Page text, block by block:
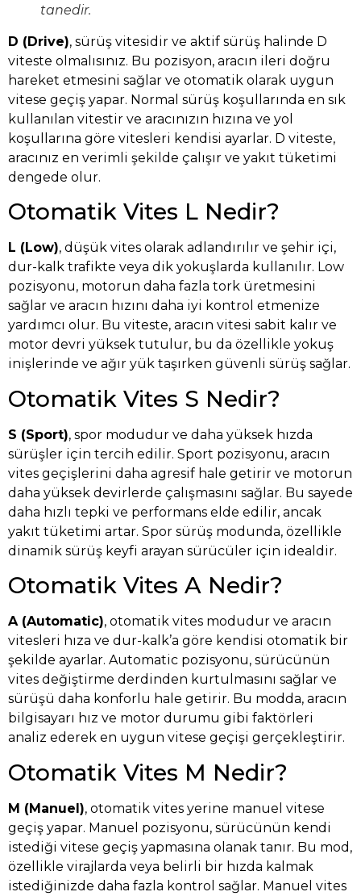
tanedir.
D (Drive), sürüş vitesidir ve aktif sürüş halinde D
viteste olmalısınız. Bu pozisyon, aracın ileri doğru
hareket etmesini sağlar ve otomatik olarak uygun
vitese geçiş yapar. Normal sürüş koşullarında en sık
kullanılan vitestir ve aracınızın hızına ve yol
koşullarına göre vitesleri kendisi ayarlar. D viteste,
aracınız en verimli şekilde çalışır ve yakıt tüketimi
dengede olur.
Otomatik Vites L Nedir?
L (Low), düşük vites olarak adlandırılır ve şehir içi,
dur-kalk trafikte veya dik yokuşlarda kullanılır. Low
pozisyonu, motorun daha fazla tork üretmesini
sağlar ve aracın hızını daha iyi kontrol etmenize
yardımcı olur. Bu viteste, aracın vitesi sabit kalır ve
motor devri yüksek tutulur, bu da özellikle yokuş
inişlerinde ve ağır yük taşırken güvenli sürüş sağlar.
Otomatik Vites S Nedir?
S (Sport), spor modudur ve daha yüksek hızda
sürüşler için tercih edilir. Sport pozisyonu, aracın
vites geçişlerini daha agresif hale getirir ve motorun
daha yüksek devirlerde çalışmasını sağlar. Bu sayede
daha hızlı tepki ve performans elde edilir, ancak
yakıt tüketimi artar. Spor sürüş modunda, özellikle
dinamik sürüş keyfi arayan sürücüler için idealdir.
Otomatik Vites A Nedir?
A (Automatic), otomatik vites modudur ve aracın
vitesleri hıza ve dur-kalk’a göre kendisi otomatik bir
şekilde ayarlar. Automatic pozisyonu, sürücünün
vites değiştirme derdinden kurtulmasını sağlar ve
sürüşü daha konforlu hale getirir. Bu modda, aracın
bilgisayarı hız ve motor durumu gibi faktörleri
analiz ederek en uygun vitese geçişi gerçekleştirir.
Otomatik Vites M Nedir?
M (Manuel), otomatik vites yerine manuel vitese
geçiş yapar. Manuel pozisyonu, sürücünün kendi
istediği vitese geçiş yapmasına olanak tanır. Bu mod,
özellikle virajlarda veya belirli bir hızda kalmak
istediğinizde daha fazla kontrol sağlar. Manuel vites